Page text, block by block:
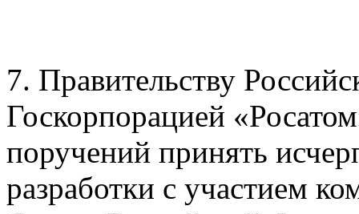
7. Правительству
Госкорпорацией
поручений принять
разработки с участием